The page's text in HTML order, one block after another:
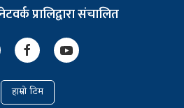
प्रालिद्वारा संचालित
हाम्रो टिम